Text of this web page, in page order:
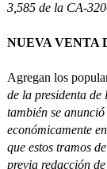
3,585 de la CA-
NUEVA VENTA
Agregan los
de la presidenta de
también se
económicamente
que estos tramos
previa redacción